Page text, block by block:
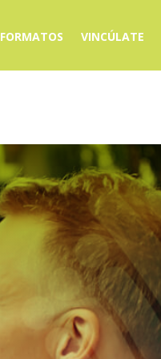
FORMATOS VINCÚLATE